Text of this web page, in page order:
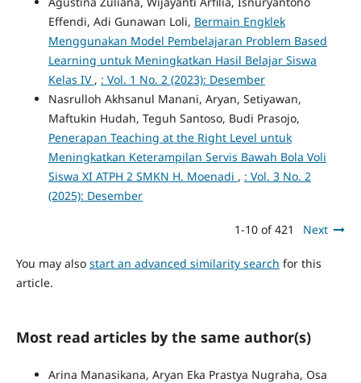
Effendi, Adi Gunawan Loli, Bermain Engklek
Menggunakan Model Pembelajaran Problem Based
Learning untuk Meningkatkan Hasil Belajar Siswa
Kelas IV , : Vol. 1 No. 2 (2023): Desember
Nasrulloh Akhsanul Manani, Aryan, Setiyawan,
Maftukin Hudah, Teguh Santoso, Budi Prasojo,
Penerapan Teaching at the Right Level untuk
Meningkatkan Keterampilan Servis Bawah Bola Voli
Siswa XI ATPH 2 SMKN H. Moenadi , : Vol. 3 No. 2
(2025): Desember
1-10 of 421 Next
You may also start an advanced similarity search for this
article.
Most read articles by the same author(s)
Arina Manasikana, Aryan Eka Prastya Nugraha, Osa